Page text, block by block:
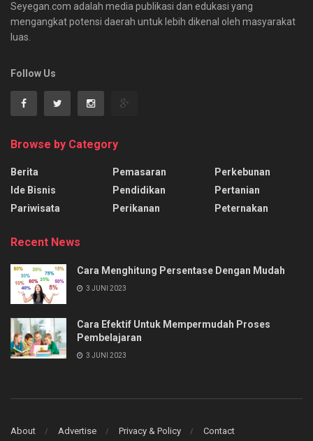
Seyegan.com adalah media publikasi dan edukasi yang
mengangkat potensi daerah untuk lebih dikenal oleh masyarakat
luas.
Follow Us
Browse by Category
Berita
Ide Bisnis
Pariwisata
Pemasaran
Pendidikan
Perikanan
Perkebunan
Pertanian
Peternakan
Recent News
Cara Menghitung Persentase Dengan Mudah
3 JUNI 2023
Cara Efektif Untuk Mempermudah Proses
Pembelajaran
3 JUNI 2023
About Advertise Privacy & Policy Contact